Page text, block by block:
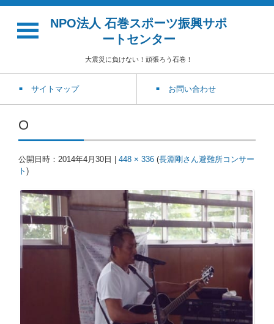
NPO法人 石巻スポーツ振興サポ
ートセンター
大震災に負けない！頑張ろう石巻！
サイトマップ お問い合わせ
O
公開日時： 2014年4月30日 448 × 336 (長淵剛さん避難所コンサー
ト )